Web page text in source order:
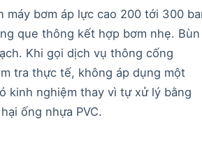
máy bơm áp lực cao 200 tới 300
que thông kết hợp bơm nhẹ. Bùn
Khi gọi dịch vụ thông cống
tra thực tế, không áp dụng một
kinh nghiệm thay vì tự xử lý bằng
ống nhựa PVC.